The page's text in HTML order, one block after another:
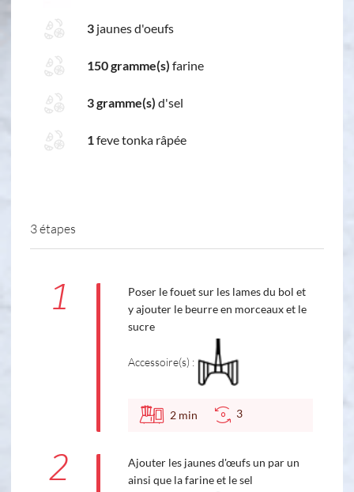
3 jaunes d'oeufs
150 gramme(s) farine
3 gramme(s) d'sel
1feve tonka râpée
3 étapes
1
Poser le fouet sur les lames du bol et
y ajouter le beurre en morceaux et le
sucre
Accessoire(s) :
2 min 3
2
Ajouter les jaunes d'œufs un par un
ainsi que la farine et le sel